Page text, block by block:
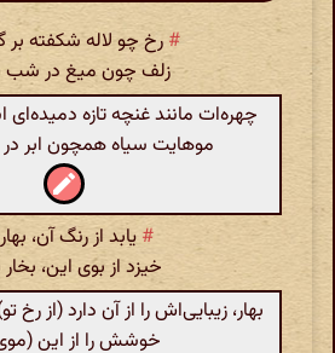
# رخ چو لاله شکفته
زلف چون میغ در شب
چهره‌ات مانند غنچه تازه
موهایت سیاه همچون ابر
#یابد از رنگ آن‌،
خیزد از بوی این‌،
بهار‌، زیبایی‌اش را از آن دارد (از
خوشش را از این